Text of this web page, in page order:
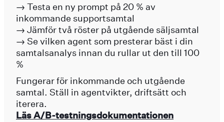
→ Testa en ny prompt på 20 % av
inkommande supportsamtal
→ Jämför två röster på utgående säljsamtal
→ Se vilken agent som presterar bäst i din
samtalsanalys innan du rullar ut den till 100
%
Fungerar för inkommande och utgående
samtal. Ställ in agentvikter, driftsätt och
iterera.
Läs A/B-testningsdokumentationen